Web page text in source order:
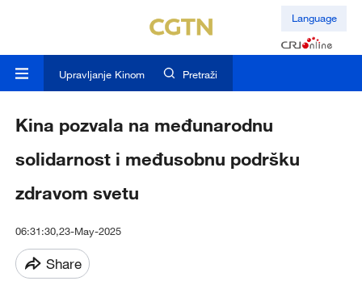
Language
Upravljanje Kinom Pretraži
Kina pozvala na međunarodnu
solidarnost i međusobnu podršku
zdravom svetu
06:31:30,23-May-2025
Share